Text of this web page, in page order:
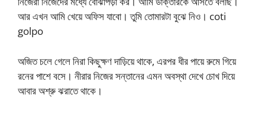
আর এখন আমি খেয়ে অফিস যাবো। তুমি তোমারটা বুঝে নিও। coti
golpo
অজিত চলে গেলে নিরা কিছুক্ষণ দাড়িয়ে থাকে, এরপর ধীর পায়ে রুমে গিয়ে
রনের পাশে বসে। নীরার নিজের সন্তানের এমন অবস্থা দেখে চোখ দিয়ে
আবার অশ্রু ঝরাতে থাকে।